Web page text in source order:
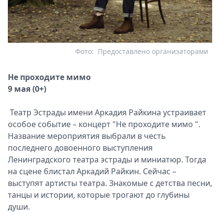
Предоставлено организаторами
Фото:
Не проходите мимо
9 мая (0+)
Театр Эстрады имени Аркадия Райкина устраивает
особое событие – концерт "Не проходите мимо ".
Название мероприятия выбрали в честь
последнего довоенного выступления
Ленинградского театра эстрады и миниатюр. Тогда
на сцене блистал Аркадий Райкин. Сейчас –
выступят артисты театра. Знакомые с детства песни,
танцы и истории, которые трогают до глубины
души.